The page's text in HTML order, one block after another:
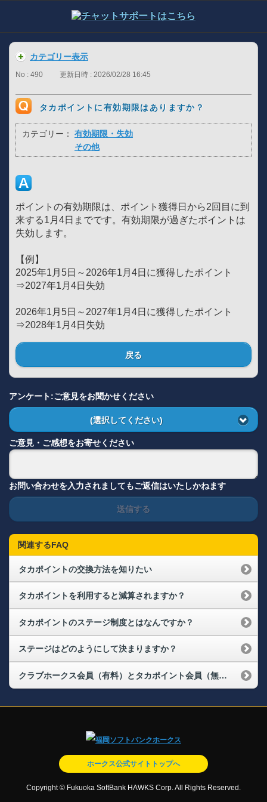
カテゴリー表示
No : 490 更新日時 : 2026/02/28 16:45
タカポイントに有効期限はありますか？
カテゴリー：
有効期限・失効
その他
ポイントの有効期限は、ポイント獲得日から2回目に到
来する1月4日までです。有効期限が過ぎたポイントは
失効します。
【例】
2025年1月5日～2026年1月4日に獲得したポイント
⇒2027年1月4日失効
2026年1月5日～2027年1月4日に獲得したポイント
⇒2028年1月4日失効
戻る
アンケート:ご意見をお聞かせください
(選択してください)
ご意見・ご感想をお寄せください
お問い合わせを入力されましてもご返信はいたしかねます
送信する
関連するFAQ
タカポイントの交換方法を知りたい
タカポイントを利用すると減算されますか？
タカポイントのステージ制度とはなんですか？
ステージはどのようにして決まりますか？
クラブホークス会員（有料）とタカポイント会員（無料）の違いは何ですか？
ホークス公式サイトトップへ
Copyright © Fukuoka SoftBank HAWKS Corp. All Rights Reserved.